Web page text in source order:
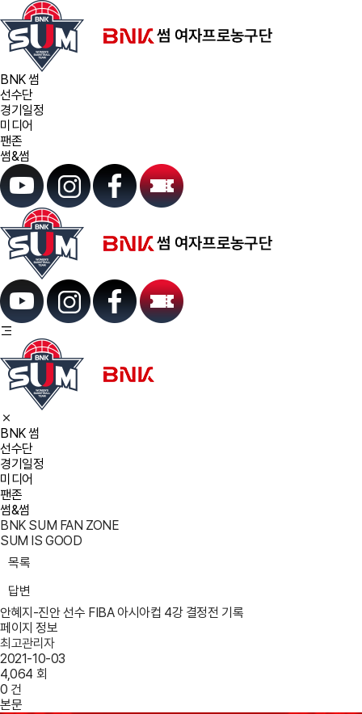
BNK 썸
선수단
경기일정
미디어
팬존
썸&썸
BNK 썸
선수단
경기일정
미디어
팬존
썸&썸
BNK SUM FAN ZONE
SUM IS GOOD
목록
답변
안혜지-진안 선수 FIBA 아시아컵 4강 결정전 기록
페이지 정보
최고관리자
2021-10-03
4,064 회
0 건
본문